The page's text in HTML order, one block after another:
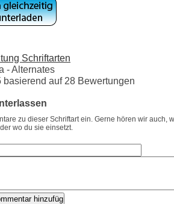
Schriftarten
- Alternates
basierend auf 28 Bewertungen
zu dieser Schriftart ein. Gerne hören wir auch,
wo du sie einsetzt.